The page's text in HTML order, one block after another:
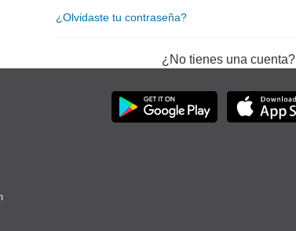
¿Olvidaste tu contraseña?
¿No tienes una cuenta?